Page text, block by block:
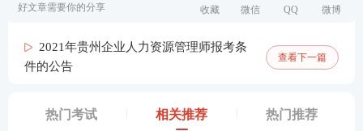
好文章需要你的分享
收藏 微信 QQ 微博
2021年贵州企业人力资源管理师报考条
件的公告
查看下一篇
热门考试 相关推荐 热门推荐